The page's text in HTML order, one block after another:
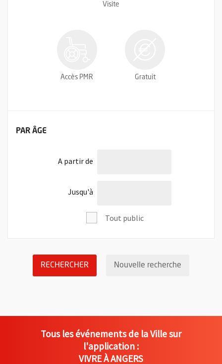
Visite
Accès PMR Gratuit
FILTRER LES ÉVÉNEMENTS
PAR ÂGE
A partir del'âge de
Jusqu'àl'âge de
Tout public
RECHERCHER LANCER LA RECHERCHE DES
Nouvelle recherche
Tous les événements de la Ville sur
l'application :
VIVRE À ANGERS